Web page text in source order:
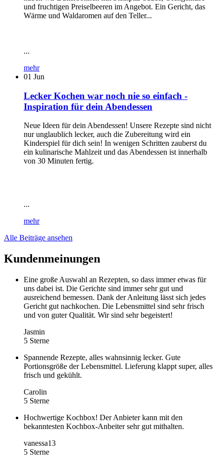
und fruchtigen Preiselbeeren im Angebot. Ein Gericht, das
Wärme und Waldaromen auf den Teller...
...
mehr
01 Jun
Lecker Kochen war noch nie so einfach -
Inspiration für dein Abendessen
Neue Ideen für dein Abendessen! Unsere Rezepte sind nicht
nur unglaublich lecker, auch die Zubereitung wird ein
Kinderspiel für dich sein! In wenigen Schritten zauberst du
ein kulinarische Mahlzeit und das Abendessen ist innerhalb
von 30 Minuten fertig.
...
mehr
Alle Beiträge ansehen
Kundenmeinungen
Eine große Auswahl an Rezepten, so dass immer etwas für
uns dabei ist. Die Gerichte sind immer sehr gut und
ausreichend bemessen. Dank der Anleitung lässt sich jedes
Gericht gut nachkochen. Die Lebensmittel sind sehr frisch
und von guter Qualität. Wir sind sehr begeistert!
Jasmin
5 Sterne
Spannende Rezepte, alles wahnsinnig lecker. Gute
Portionsgröße der Lebensmittel. Lieferung klappt super, alles
frisch und gekühlt.
Carolin
5 Sterne
Hochwertige Kochbox! Der Anbieter kann mit den
bekanntesten Kochbox-Anbeiter sehr gut mithalten.
vanessa13
5 Sterne